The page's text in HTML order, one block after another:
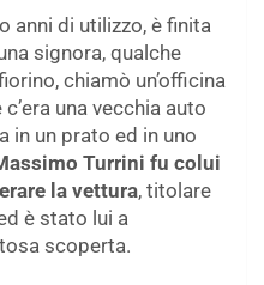
anni di utilizzo, è finita
signora, qualche
chiamò un’officina
una vecchia auto
in un prato ed in uno
Turrini fu colui
la vettura, titolare
è stato lui a
scoperta.